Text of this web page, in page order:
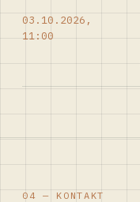
03.10.2026,
11:00
04 — KONTAKT